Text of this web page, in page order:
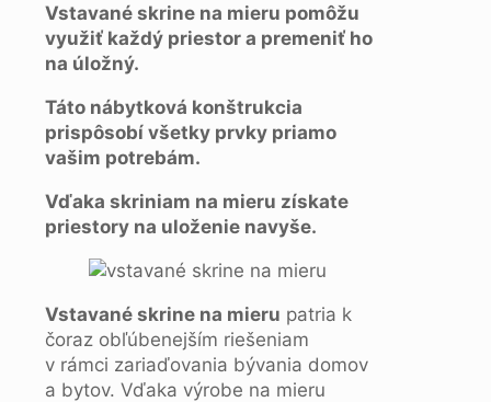
Vstavané skrine na mieru pomôžu
využiť každý priestor a premeniť ho
na úložný.
Táto nábytková konštrukcia
prispôsobí všetky prvky priamo
vašim potrebám.
Vďaka skriniam na mieru získate
priestory na uloženie navyše.
Vstavané skrine na mieru patria k
čoraz obľúbenejším riešeniam
v rámci zariaďovania bývania domov
a bytov. Vďaka výrobe na mieru